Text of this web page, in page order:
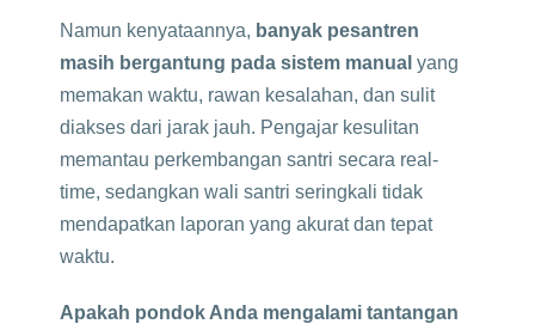
Namun kenyataannya, banyak pesantren
masih bergantung pada sistem manual yang
memakan waktu, rawan kesalahan, dan sulit
diakses dari jarak jauh. Pengajar kesulitan
memantau perkembangan santri secara real-
time, sedangkan wali santri seringkali tidak
mendapatkan laporan yang akurat dan tepat
waktu.
Apakah pondok Anda mengalami tantangan